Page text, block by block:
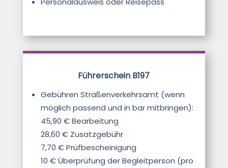
Führerschein B197
Gebühren Straßenverkehrsamt (wenn
möglich passend und in bar mitbringen):
45,90 € Bearbeitung
28,60 € Zusatzgebühr
7,70 € Prüfbescheinigung
10 € Überprüfung der Begleitperson (pro